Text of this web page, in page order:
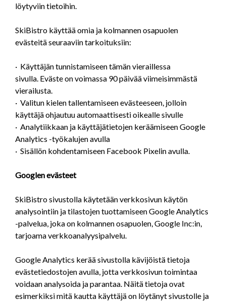
löytyviin tietoihin.
SkiBistro käyttää omia ja kolmannen osapuolen
evästeitä seuraaviin tarkoituksiin:
· Käyttäjän tunnistamiseen tämän vieraillessa
sivulla. Eväste on voimassa 90 päivää viimeisimmästä
vierailusta.
· Valitun kielen tallentamiseen evästeeseen, jolloin
käyttäjä ohjautuu automaattisesti oikealle sivulle
· Analytiikkaan ja käyttäjätietojen keräämiseen Google
Analytics -työkalujen avulla
· Sisällön kohdentamiseen Facebook Pixelin avulla.
Googlen evästeet
SkiBistro sivustolla käytetään verkkosivun käytön
analysointiin ja tilastojen tuottamiseen Google Analytics
-palvelua, joka on kolmannen osapuolen, Google Inc:in,
tarjoama verkkoanalyysipalvelu.
Google Analytics kerää sivustolla kävijöistä tietoja
evästetiedostojen avulla, jotta verkkosivun toimintaa
voidaan analysoida ja parantaa. Näitä tietoja ovat
esimerkiksi mitä kautta käyttäjä on löytänyt sivustolle ja